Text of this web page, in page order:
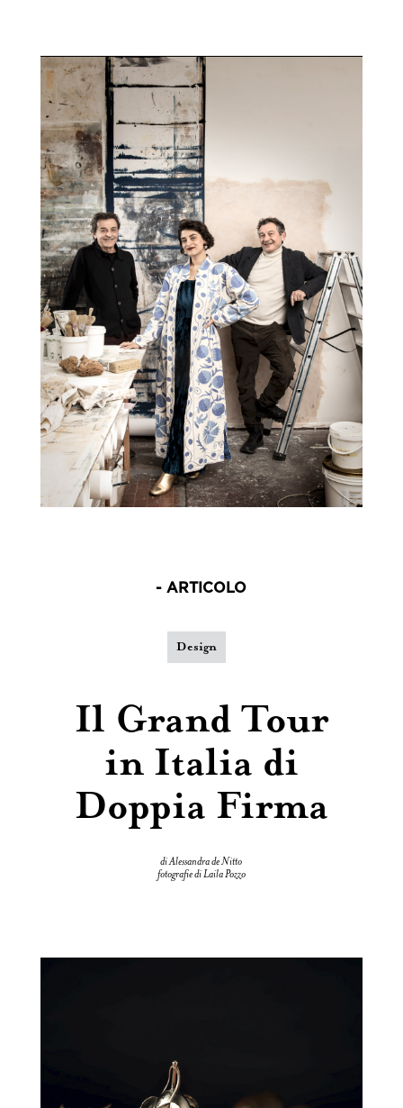
- ARTICOLO
Design
Il Grand Tour
in Italia di
Doppia Firma
di Alessandra de Nitto
fotografie di Laila Pozzo